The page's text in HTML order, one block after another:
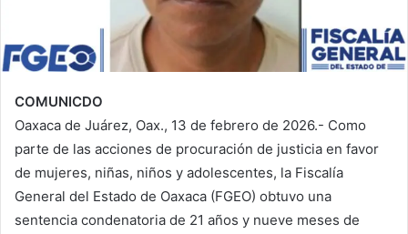
COMUNICDO
Oaxaca de Juárez, Oax., 13 de febrero de 2026.- Como
parte de las acciones de procuración de justicia en favor
de mujeres, niñas, niños y adolescentes, la Fiscalía
General del Estado de Oaxaca (FGEO) obtuvo una
sentencia condenatoria de 21 años y nueve meses de